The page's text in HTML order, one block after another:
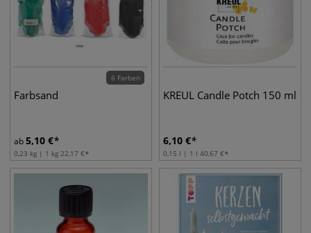
6 Farben
Farbsand
ab5,10 €
0,23 kg | 1 kg 22,17 €
KREUL Candle Potch 150 ml
6,10 €
0,15 l | 1 l 40,67 €